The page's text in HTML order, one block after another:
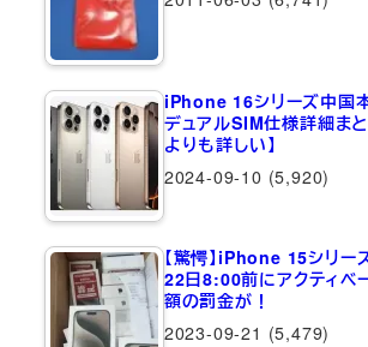
iPhone 16シリーズ中国
デュアルSIM仕様詳細ま
よりも詳しい】
2024-09-10 (5,920)
【驚愕】iPhone 15シリー
22日8:00前にアクティベ
額の罰金が！
2023-09-21 (5,479)